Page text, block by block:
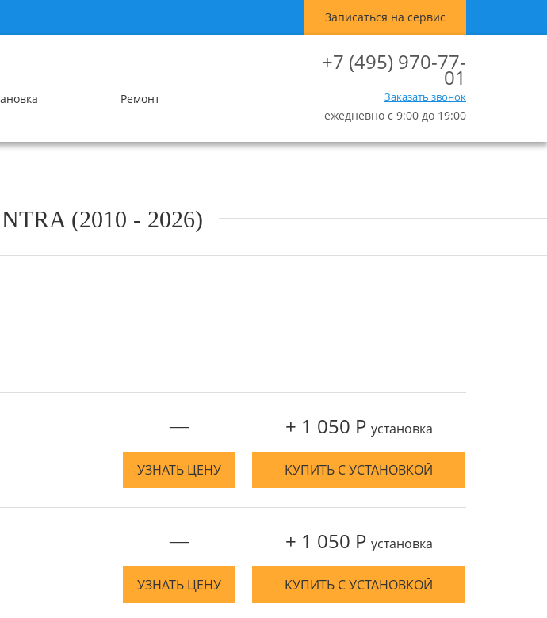
Записаться на сервис
Ремонт
+7 (495) 970-77-
01
Заказать звонок
ежедневно с 9:00 до 19:00
(2010 - 2026)
—
УЗНАТЬ ЦЕНУ
+ 1 050 Р установка
КУПИТЬ С УСТАНОВКОЙ
—
УЗНАТЬ ЦЕНУ
+ 1 050 Р установка
КУПИТЬ С УСТАНОВКОЙ